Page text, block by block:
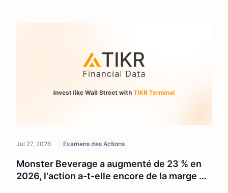
Jul 27, 2026 Examens des Actions
Monster Beverage a augmenté de 23 % en
2026, l'action a-t-elle encore de la marge de